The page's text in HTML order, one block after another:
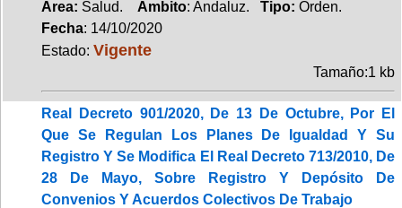
Area: Salud. Ambito: Andaluz. Tipo: Orden.
Fecha: 14/10/2020
Estado: Vigente
Tamaño:1 kb
Real Decreto 901/2020, De 13 De Octubre, Por El
Que Se Regulan Los Planes De Igualdad Y Su
Registro Y Se Modifica El Real Decreto 713/2010, De
28 De Mayo, Sobre Registro Y Depósito De
Convenios Y Acuerdos Colectivos De Trabajo